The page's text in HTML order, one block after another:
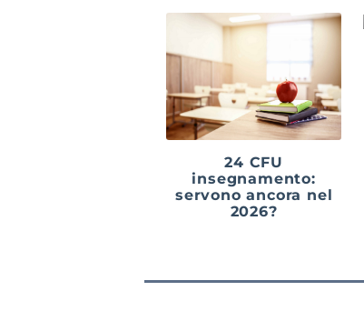
24 CFU
insegnamento:
servono ancora nel
2026?